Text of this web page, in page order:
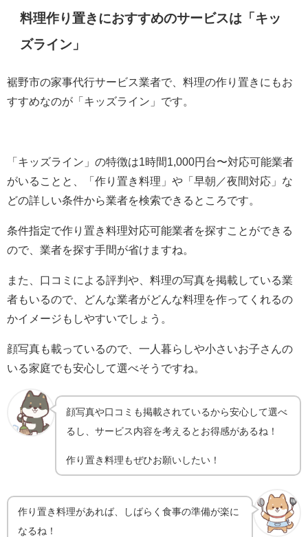
料理作り置きにおすすめのサービスは「キッ
ズライン」
裾野市の家事代行サービス業者で、料理の作り置きにもお
すすめなのが「キッズライン」です。
「キッズライン」の特徴は1時間1,000円台〜対応可能業者
がいることと、「作り置き料理」や「早朝／夜間対応」な
どの詳しい条件から業者を検索できるところです。
条件指定で作り置き料理対応可能業者を探すことができる
ので、業者を探す手間が省けますね。
また、口コミによる評判や、料理の写真を掲載している業
者もいるので、どんな業者がどんな料理を作ってくれるの
かイメージもしやすいでしょう。
顔写真も載っているので、一人暮らしや小さいお子さんの
いる家庭でも安心して選べそうですね。
顔写真や口コミも掲載されているから安心して選べ
るし、サービス内容を考えるとお得感があるね！
作り置き料理もぜひお願いしたい！
作り置き料理があれば、しばらく食事の準備が楽に
なるね！